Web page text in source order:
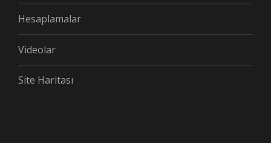
Hesaplamalar
Videolar
Site Haritası